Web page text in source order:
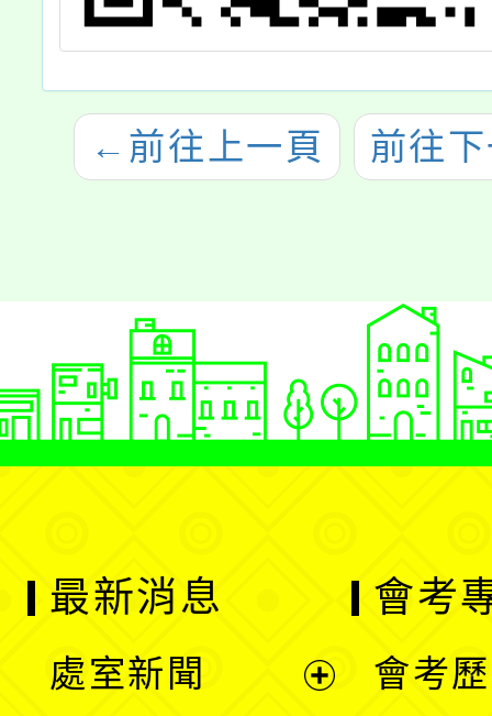
← 前往上一頁 前往
最新消息
處室新聞
會考
會考